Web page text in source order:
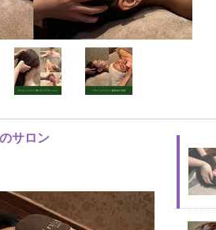
サロン